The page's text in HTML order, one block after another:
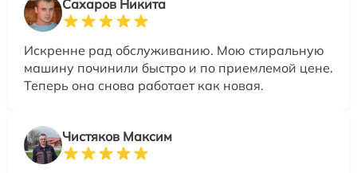
Сахаров Никита
Искренне рад обслуживанию. Мою стиральную
машину починили быстро и по приемлемой цене.
Теперь она снова работает как новая.
Чистяков Максим